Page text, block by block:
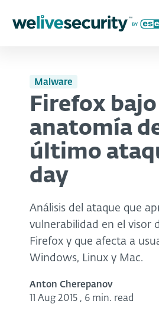
Malware
Firefox
anatomía
último
day
Análisis del ataque que
vulnerabilidad en el visor
Firefox y que afecta a
Windows, Linux y Mac.
Anton Cherepanov
11 Aug 2015 , 6 min. read